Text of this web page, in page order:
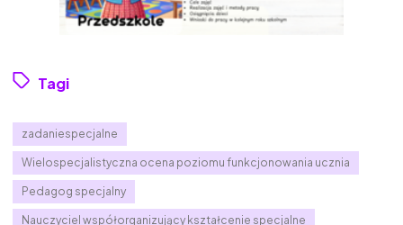
Tagi
zadaniespecjalne
Wielospecjalistyczna ocena poziomu funkcjonowania ucznia
Pedagog specjalny
Nauczyciel współorganizujący kształcenie specjalne